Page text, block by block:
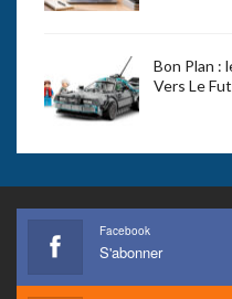
Bon Plan :
Vers Le
Facebook
S'abonner